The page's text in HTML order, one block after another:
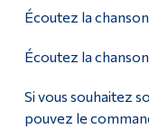
Écoutez la
Écoutez la
Si vous souhaitez
pouvez le